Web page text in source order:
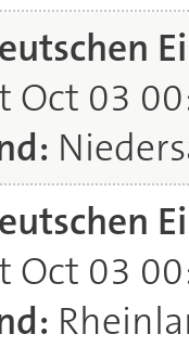
Oct 03
Oct 03